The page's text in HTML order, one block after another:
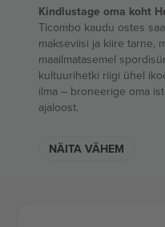
Kindlustage oma koht
Ticombo kaudu ostes
makseviisi ja kiire tarne,
maailmatasemel
kultuurihetki riigi ühel
ilma – broneerige oma
ajaloost.
NÄITA VÄHEM